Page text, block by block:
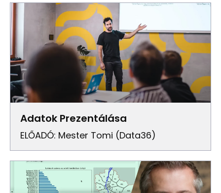
Adatok Prezentálása
ELŐADÓ: Mester Tomi (Data36)